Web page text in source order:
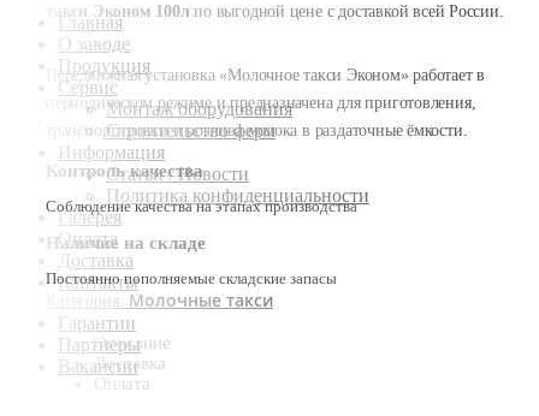
Главная
О заводе
Продукция
Сервис
Монтаж оборудования
Строительство ферм
Информация
Статьи / Новости
Политика конфиденциальности
Галерея
Оплата
Доставка
Контакты
Гарантии
Партнеры
Вакансии
такси Эконом 100л по выгодной цене с доставкой всей России.
Передвижная установка «Молочное такси Эконом» работает в
периодическом режиме и предназначена для приготовления,
транспортировки и розлива молока в раздаточные ёмкости.
Контроль качества
Соблюдение качества на этапах производства
Наличие на складе
Постоянно пополняемые складские запасы
Категория: Молочные такси
Описание
Доставка
Оплата